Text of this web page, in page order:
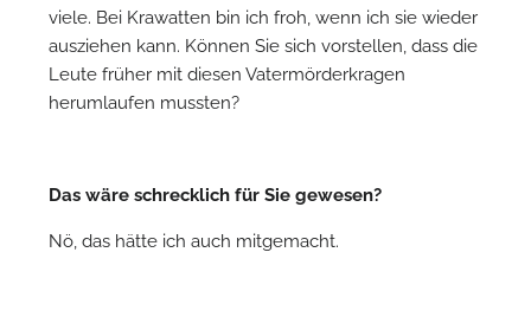
viele. Bei Krawatten bin ich froh, wenn ich sie wieder
ausziehen kann. Können Sie sich vorstellen, dass die
Leute früher mit diesen Vatermörderkragen
herumlaufen mussten?
Das wäre schrecklich für Sie gewesen?
Nö, das hätte ich auch mitgemacht.